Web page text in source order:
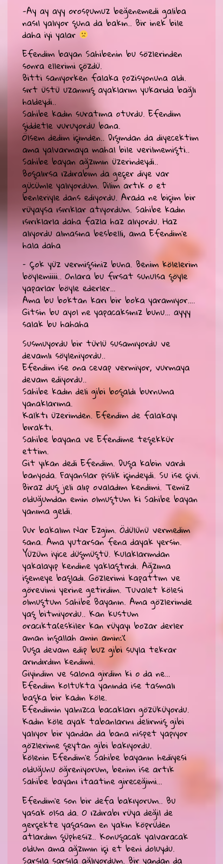
-Ay ay ayy orospumuz beğenemedi galiba
nasıl yalıyor şuna da bakın.. Bir inek bile
daha iyi yalar
Efendim bayan Sahibenin bu sözlerinden
sonra ellerimi çözdü.
Bitti sanıyorken falaka pozisyonuna aldı.
sırt üstü uzanmış ayaklarım yukarıda bağlı
haldeydi..
Sahibe kadın suratıma oturdu. Efendim
şiddetle vuruyordu bana.
Ölsem dedim içimden.. Dışımdan da diyecektim
ama yalvarmaya mahal bile verilmemişti..
Sahibe bayan ağzımın üzerindeydi..
Boşalırsa ızdırabım da geçer diye var
gücümle yalıyordum. Dilim artık o et
benleriyle dans ediyordu. Arada ne biçim bir
rüyaysa ısırıklar atıyordum. Sahibe kadın
ısırıklarla daha fazla haz alıyordu. Haz
alıyordu almasına besbelli, ama Efendim’e
hala daha
– Çok yüz vermişsiniz buna. Benim kölelerim
böylemiiii.. Onlara bu fırsat sunulsa şöyle
yaparlar böyle ederler…
Ama bu boktan karı bir boka yaramıyor….
Gitsin bu ayol ne yapacaksınız bunu… ayyy
salak bu hahaha
Susmuyordu bir türlü susamıyordu ve
devamlı söyleniyordu..
Efendim ise ona cevap vermiyor, vurmaya
devam ediyordu..
Sahibe kadın deli gibi boşaldı burnuma
yanaklarıma.
Kalktı üzerimden. Efendim de falakayı
bıraktı.
Sahibe bayana ve Efendime teşekkür
ettim.
Git yıkan dedi Efendim. Duşa kabin vardı
banyoda. Fayanslar pislik içindeydi. Su ise çivi.
Biraz duş jeli alıp ovaladım kendimi. Temiz
olduğumdan emin olmuştum ki Sahibe bayan
yanıma geldi.
Dur bakalım Nar Ezgim. Ödülünü vermedim
sana. Ama yutarsan fena dayak yersin.
Yüzüm iyice düşmüştü. Kulaklarımdan
yakalayıp kendine yaklaştırdı. Ağzıma
işemeye başladı. Gözlerimi kapattım ve
görevimi yerine getirdim. Tuvalet kölesi
olmuştum Sahibe Bayanın. Ama gözlerimde
yaş bitmiyordu.. Kan kustum
oracıkta(eskiler kan rüyayı bozar derler
aman inşallah amin amin:'(
Duşa devam edip buz gibi suyla tekrar
arındırdım kendimi.
Giyindim ve salona girdim ki o da ne…
Efendim koltukta yanında ise tasmalı
başka bir kadın köle.
Efendimin yalnızca bacakları gözüküyordu.
Kadın köle ayak tabanlarını delirmiş gibi
yalıyor bir yandan da bana nispet yapıyor
gözlerime şeytan gibi bakıyordu.
kölenin Efendim’e Sahibe bayanın hediyesi
olduğunu öğreniyorum, benim ise artık
Sahibe bayanı itaatine gireceğimi…
Efendim’e son bir defa bakıyorum.. Bu
yasak olsa da. O ızdırabı rüya değil de
gerçekte yaşasam en yakın köprüden
atlardım şüphesiz.. Konuşacak yalvaracak
oldum ama ağzımın içi et beni doluydu.
Sarsıla sarsıla ağlıyordum. Bir yandan da